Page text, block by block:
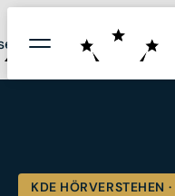
Bildung und
Entwicklung Schweiz ®
Prüfungen fide KDE telc
KDE HÖRVERSTEHEN ·